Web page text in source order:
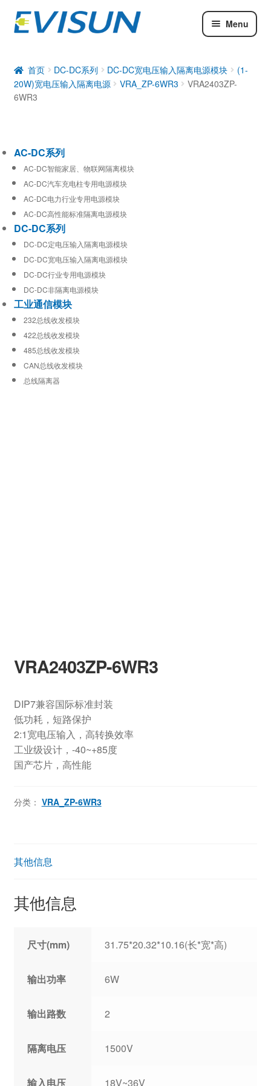
Menu
DC-DC系列
工业通信模块
首页 DC-DC系列 DC-DC宽电压输入隔离电源模块
(1-
20W)宽电压输入隔离电源
VRA_ZP-6WR3
VRA2403ZP-
6WR3
VRA2403ZP-6WR3
DIP7兼容国际标准封装
低功耗，短路保护
2:1宽电压输入，高转换效率
工业级设计，-40~+85度
国产芯片，高性能
分类： VRA_ZP-6WR3
其他信息
其他信息
尺寸(mm) 31.75*20.32*10.16(长*宽*高)
输出功率 6W
输出路数 2
隔离电压 1500V
输入电压 18V~36V
AC-DC系列
AC-DC智能家居、物联网隔离模块
AC-DC汽车充电柱专用电源模块
AC-DC电力行业专用电源模块
AC-DC高性能标准隔离电源模块
DC-DC系列
DC-DC定电压输入隔离电源模块
DC-DC宽电压输入隔离电源模块
DC-DC行业专用电源模块
DC-DC非隔离电源模块
工业通信模块
232总线收发模块
422总线收发模块
485总线收发模块
CAN总线收发模块
总线隔离器